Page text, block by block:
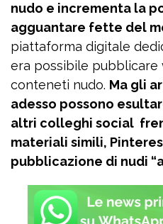
nudo e incrementa la
agguantare fette del
piattaforma digitale
era possibile pubblicare
conteneti nudo. Ma gli
adesso possono
altri colleghi social
materiali simili,
pubblicazione di nudi